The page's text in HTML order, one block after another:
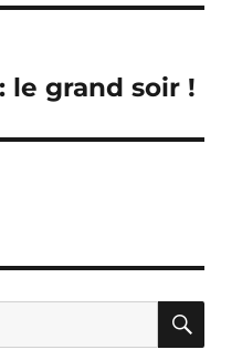
le grand soir !